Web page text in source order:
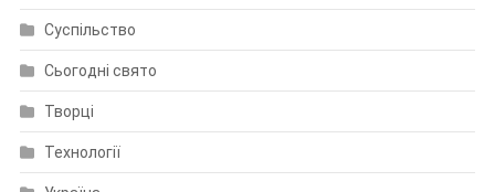
Суспільство
Сьогодні свято
Творці
Технології